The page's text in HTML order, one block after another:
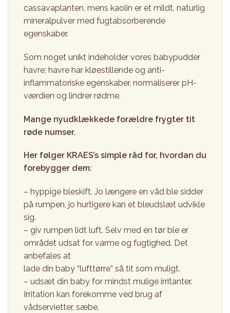
cassavaplanten, mens kaolin er et mildt, naturlig
mineralpulver med fugtabsorberende
egenskaber.
Som noget unikt indeholder vores babypudder
havre; havre har kløestillende og anti-
inflammatoriske egenskaber, normaliserer pH-
værdien og lindrer rødme.
Mange nyudklækkede forældre frygter tit
røde numser.
Her følger KRAES’s simple råd for, hvordan du
forebygger dem:
– hyppige bleskift. Jo længere en våd ble sidder
på rumpen, jo hurtigere kan et bleudslæt udvikle
sig.
– giv rumpen lidt luft. Selv med en tør ble er
området udsat for varme og fugtighed. Det
anbefales at
lade din baby “lufttørre” så tit som muligt.
– udsæt din baby for mindst mulige irritanter.
Irritation kan forekomme ved brug af
vådservietter, sæbe,